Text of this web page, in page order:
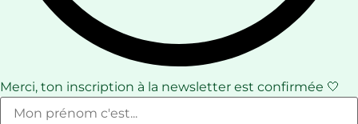
Merci, ton inscription à la newsletter est confirmée 🤍